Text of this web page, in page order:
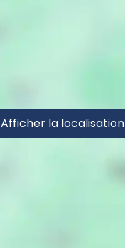
Afficher la localisation